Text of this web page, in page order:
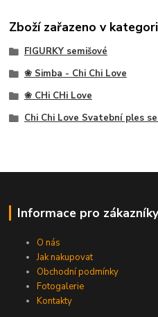
Zboží zařazeno v
FIGURKY semišové
❀ Simba - Chi Chi Love
❀ CHi CHi Love
Chi Chi Love Svatební ples
Informace pro zákazníky
O nás
Jak nakupovat
Obchodní podmínky
Fotogalerie
Kontakty